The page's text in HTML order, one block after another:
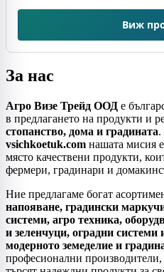
Виж
За нас
Агро Визе Трейд ООД е
в предлагането на продукти и
стопанство, дома и градината.
vsichkoetuk.com нашата мисия е
място качествени продукти,
фермери, градинари и
Ние предлагаме богат
напояване, градински
системи, агро техника,
и зеленчуци, оградни системи
модерното земеделие и
професионални производители,